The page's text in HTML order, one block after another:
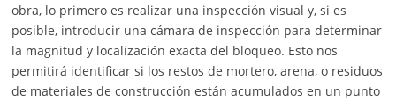
obra, lo primero es realizar una inspección visual y, si es
posible, introducir una cámara de inspección para determinar
la magnitud y localización exacta del bloqueo. Esto nos
permitirá identificar si los restos de mortero, arena, o residuos
de materiales de construcción están acumulados en un punto